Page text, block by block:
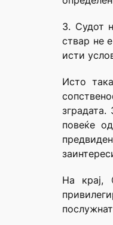
3. Судот
ствар не
исти
Исто
повеќе
На крај,